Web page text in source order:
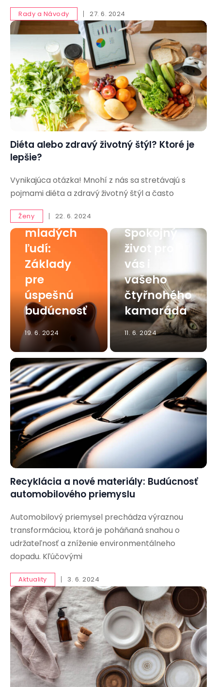
Rady a Návody 27. 6. 2024
Diéta alebo zdravý životný štýl? Ktoré je
lepšie?
Vynikajúca otázka! Mnohí z nás sa stretávajú s
pojmami diéta a zdravý životný štýl a často
Ženy 22. 6. 2024
Finančná
ť pre
mladých
ľudí:
Základy
pre
úspešnú
budúcnosť
19. 6. 2024
Mačka v
Spokojný
život pro
vás i
vašeho
čtyřnohého
kamaráda
11. 6. 2024
Recyklácia a nové materiály: Budúcnosť
automobilového priemyslu
Automobilový priemysel prechádza výraznou
transformáciou, ktorá je poháňaná snahou o
udržateľnosť a zníženie environmentálneho
dopadu. Kľúčovými
Aktuality 3. 6. 2024